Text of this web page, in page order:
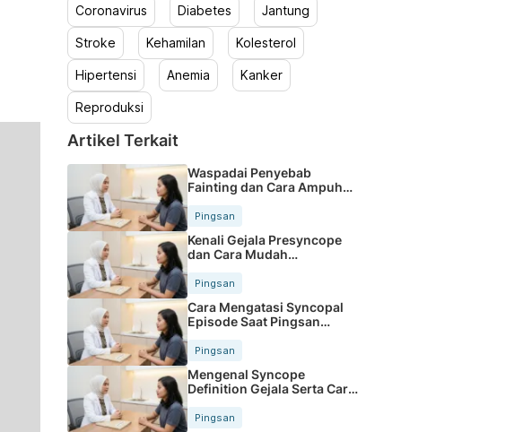
Coronavirus Diabetes Jantung
Stroke Kehamilan Kolesterol
Hipertensi Anemia Kanker
Reproduksi
Artikel Terkait
Waspadai Penyebab
Fainting dan Cara Ampuh
Pingsan
Kenali Gejala Presyncope
dan Cara Mudah
Pingsan
Cara Mengatasi Syncopal
Episode Saat Pingsan
Pingsan
Mengenal Syncope
Definition Gejala Serta Cara
Pingsan